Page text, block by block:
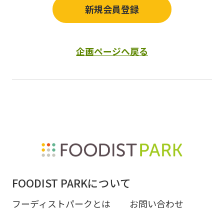
新規会員登録
企画ページへ戻る
FOODIST PARKについて
フーディストパークとは
お問い合わせ